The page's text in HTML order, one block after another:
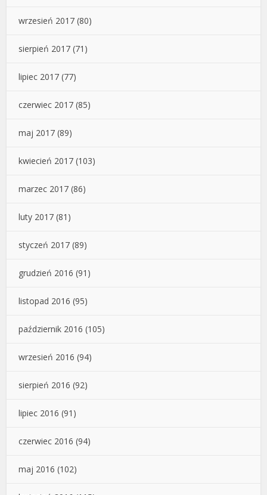
wrzesień 2017 (80)
sierpień 2017 (71)
lipiec 2017 (77)
czerwiec 2017 (85)
maj 2017 (89)
kwiecień 2017 (103)
marzec 2017 (86)
luty 2017 (81)
styczeń 2017 (89)
grudzień 2016 (91)
listopad 2016 (95)
październik 2016 (105)
wrzesień 2016 (94)
sierpień 2016 (92)
lipiec 2016 (91)
czerwiec 2016 (94)
maj 2016 (102)